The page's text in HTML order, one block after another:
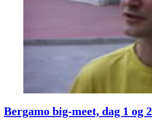
Bergamo big-meet, dag 1 og 2